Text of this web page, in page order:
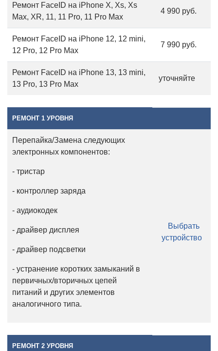
Ремонт FaceID на iPhone X, Xs, Xs
Max, XR, 11, 11 Pro, 11 Pro Max
4 990 руб.
Ремонт FaceID на iPhone 12, 12 mini,
12 Pro, 12 Pro Max
7 990 руб.
Ремонт FaceID на iPhone 13, 13 mini,
13 Pro, 13 Pro Max
уточняйте
РЕМОНТ 1 УРОВНЯ
Перепайка/Замена следующих
электронных компонентов:
- тристар
- контроллер заряда
- аудиокодек
- драйвер дисплея
- драйвер подсветки
- устранение коротких замыканий в
первичных/вторичных цепей
питаний и других элементов
аналогичного типа.
Выбрать
устройство
РЕМОНТ 2 УРОВНЯ